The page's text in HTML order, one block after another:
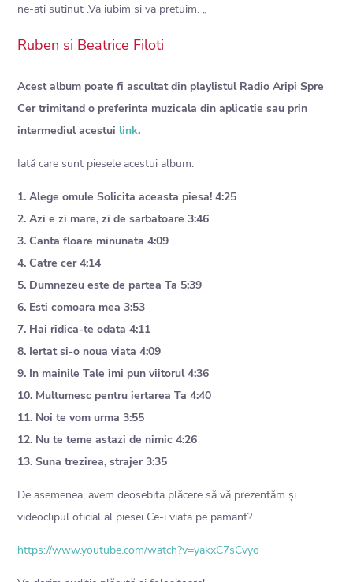
ne-ati sutinut .Va iubim si va pretuim. „
Ruben si Beatrice Filoti
Acest album poate fi ascultat din playlistul Radio Aripi Spre
Cer trimitand o preferinta muzicala din aplicatie sau prin
intermediul acestui link.
Iată care sunt piesele acestui album:
1. Alege omule Solicita aceasta piesa! 4:25
2. Azi e zi mare, zi de sarbatoare 3:46
3. Canta floare minunata 4:09
4. Catre cer 4:14
5. Dumnezeu este de partea Ta 5:39
6. Esti comoara mea 3:53
7. Hai ridica-te odata 4:11
8. Iertat si-o noua viata 4:09
9. In mainile Tale imi pun viitorul 4:36
10. Multumesc pentru iertarea Ta 4:40
11. Noi te vom urma 3:55
12. Nu te teme astazi de nimic 4:26
13. Suna trezirea, strajer 3:35
De asemenea, avem deosebita plăcere să vă prezentăm și
videoclipul oficial al piesei Ce-i viata pe pamant?
https://www.youtube.com/watch?v=yakxC7sCvyo